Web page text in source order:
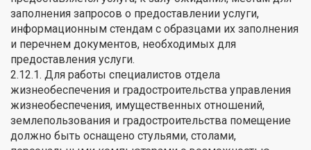
заполнения запросов о предоставлении услуги,
информационным стендам с образцами их заполнения
и перечнем документов, необходимых для
предоставления услуги.
2.12.1. Для работы специалистов отдела
жизнеобеспечения и градостроительства управления
жизнеобеспечения, имущественных отношений,
землепользования и градостроительства помещение
должно быть оснащено стульями, столами,